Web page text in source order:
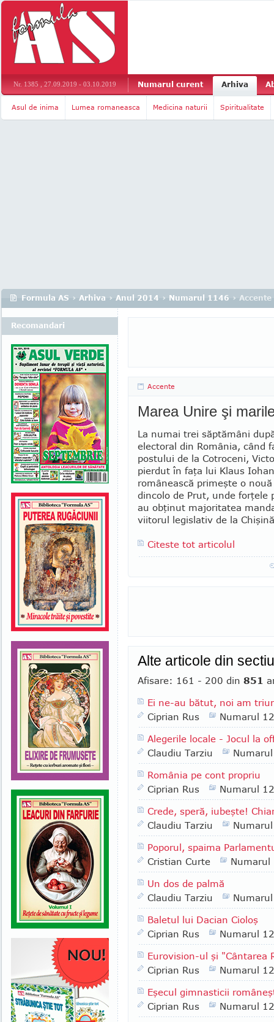
Nr. 1385 , 27.09.2019 - 03.10.2019 Numarul curent Arhiva
Asul de inima Lumea romaneasca Medicina naturii Spiritualitate
Formula AS › Arhiva › Anul 2014 › Numarul 1146 › Accente
Accente
Marea Unire şi
La numai trei săptămâni
electoral din România, când
postului de la Cotroceni,
pierdut în faţa lui Klaus
românească primeşte o
dincolo de Prut, unde forţele
au obţinut majoritatea
viitorul legislativ de la
Citeste tot articolul
Alte articole din
Afisare: 161 - 200 din 851
Ei ne-au bătut, noi am
Ciprian Rus
Numarul
Alegerile locale ­- Jocul la
Claudiu Tarziu
România pe cont propriu
Ciprian Rus
Numarul
Crede, speră, iubeşte!
Claudiu Tarziu
Poporul, spaima
Cristian Curte
Numarul
Un dos de palmă
Claudiu Tarziu
Baletul lui Dacian Cioloş
Ciprian Rus
Numarul
Eurovision-ul şi "Cântarea
Ciprian Rus
Numarul
Eşecul gimnasticii
Ciprian Rus
Numarul
Recomandari